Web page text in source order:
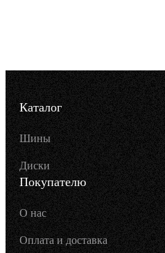
Каталог
Шины
Диски
Покупателю
О нас
Оплата и доставка